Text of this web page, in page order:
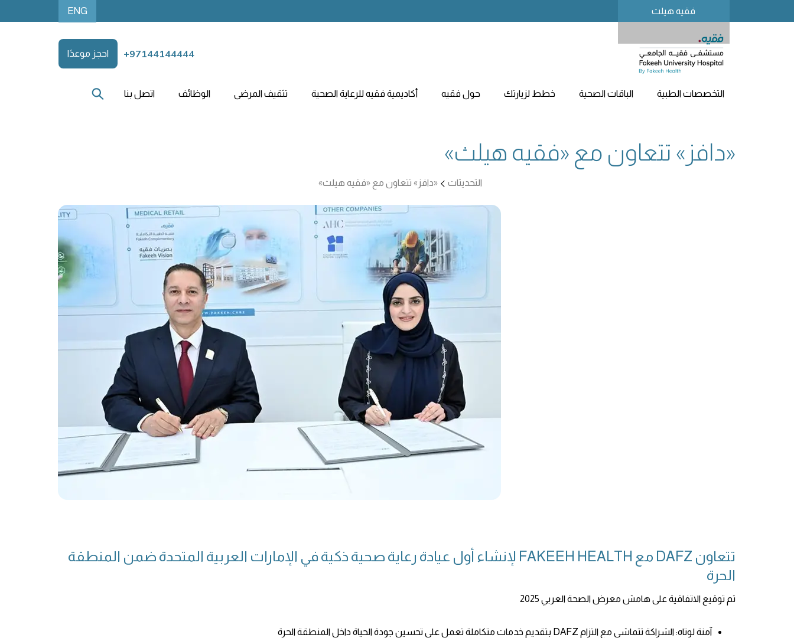
فقيه هيلث ENG
+97144144444 احجز موعدًا
التخصصات الطبية الباقات الصحية خطط لزيارتك حول فقيه أكاديمية فقيه للرعاية الصحية تثقيف المرضى الوظائف اتصل بنا
«دافز» تتعاون مع «فقيه هيلث»
التحديثات «دافز» تتعاون مع «فقيه هيلث»
تتعاون DAFZ مع FAKEEH HEALTH لإنشاء أول عيادة رعاية صحية ذكية في الإمارات العربية المتحدة ضمن المنطقة
الحرة
تم توقيع الاتفاقية على هامش معرض الصحة العربي 2025
آمنة لوتاه: الشراكة تتماشى مع التزام DAFZ بتقديم خدمات متكاملة تعمل على تحسين جودة الحياة داخل المنطقة الحرة